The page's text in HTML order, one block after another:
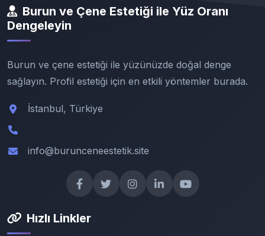
Burun ve Çene Estetiği ile Yüz Oranı
Dengeleyin
Burun ve çene estetiği ile yüzünüzde doğal denge
sağlayın. Profil estetiği için en etkili yöntemler burada.
İstanbul, Türkiye
info@burunceneestetik.site
Hızlı Linkler